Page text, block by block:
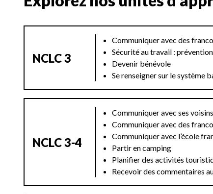
NCLC 3
Communiquer avec des
Sécurité au travail :
Devenir bénévole
Se renseigner sur le système
NCLC 3-4
Communiquer avec ses voisins
Communiquer avec des
Communiquer avec l’école
Partir en camping
Planifier des activités
Recevoir des commentaires